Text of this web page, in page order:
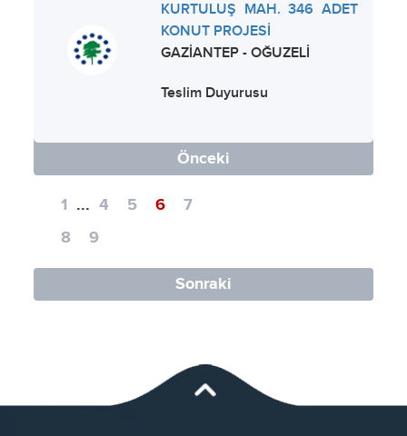
KURTULUŞ MAH. 346 ADET
KONUT PROJESİ
GAZİANTEP - OĞUZELİ
Teslim Duyurusu
Önceki
1 ... 4 5 6
7
8
9
Sonraki